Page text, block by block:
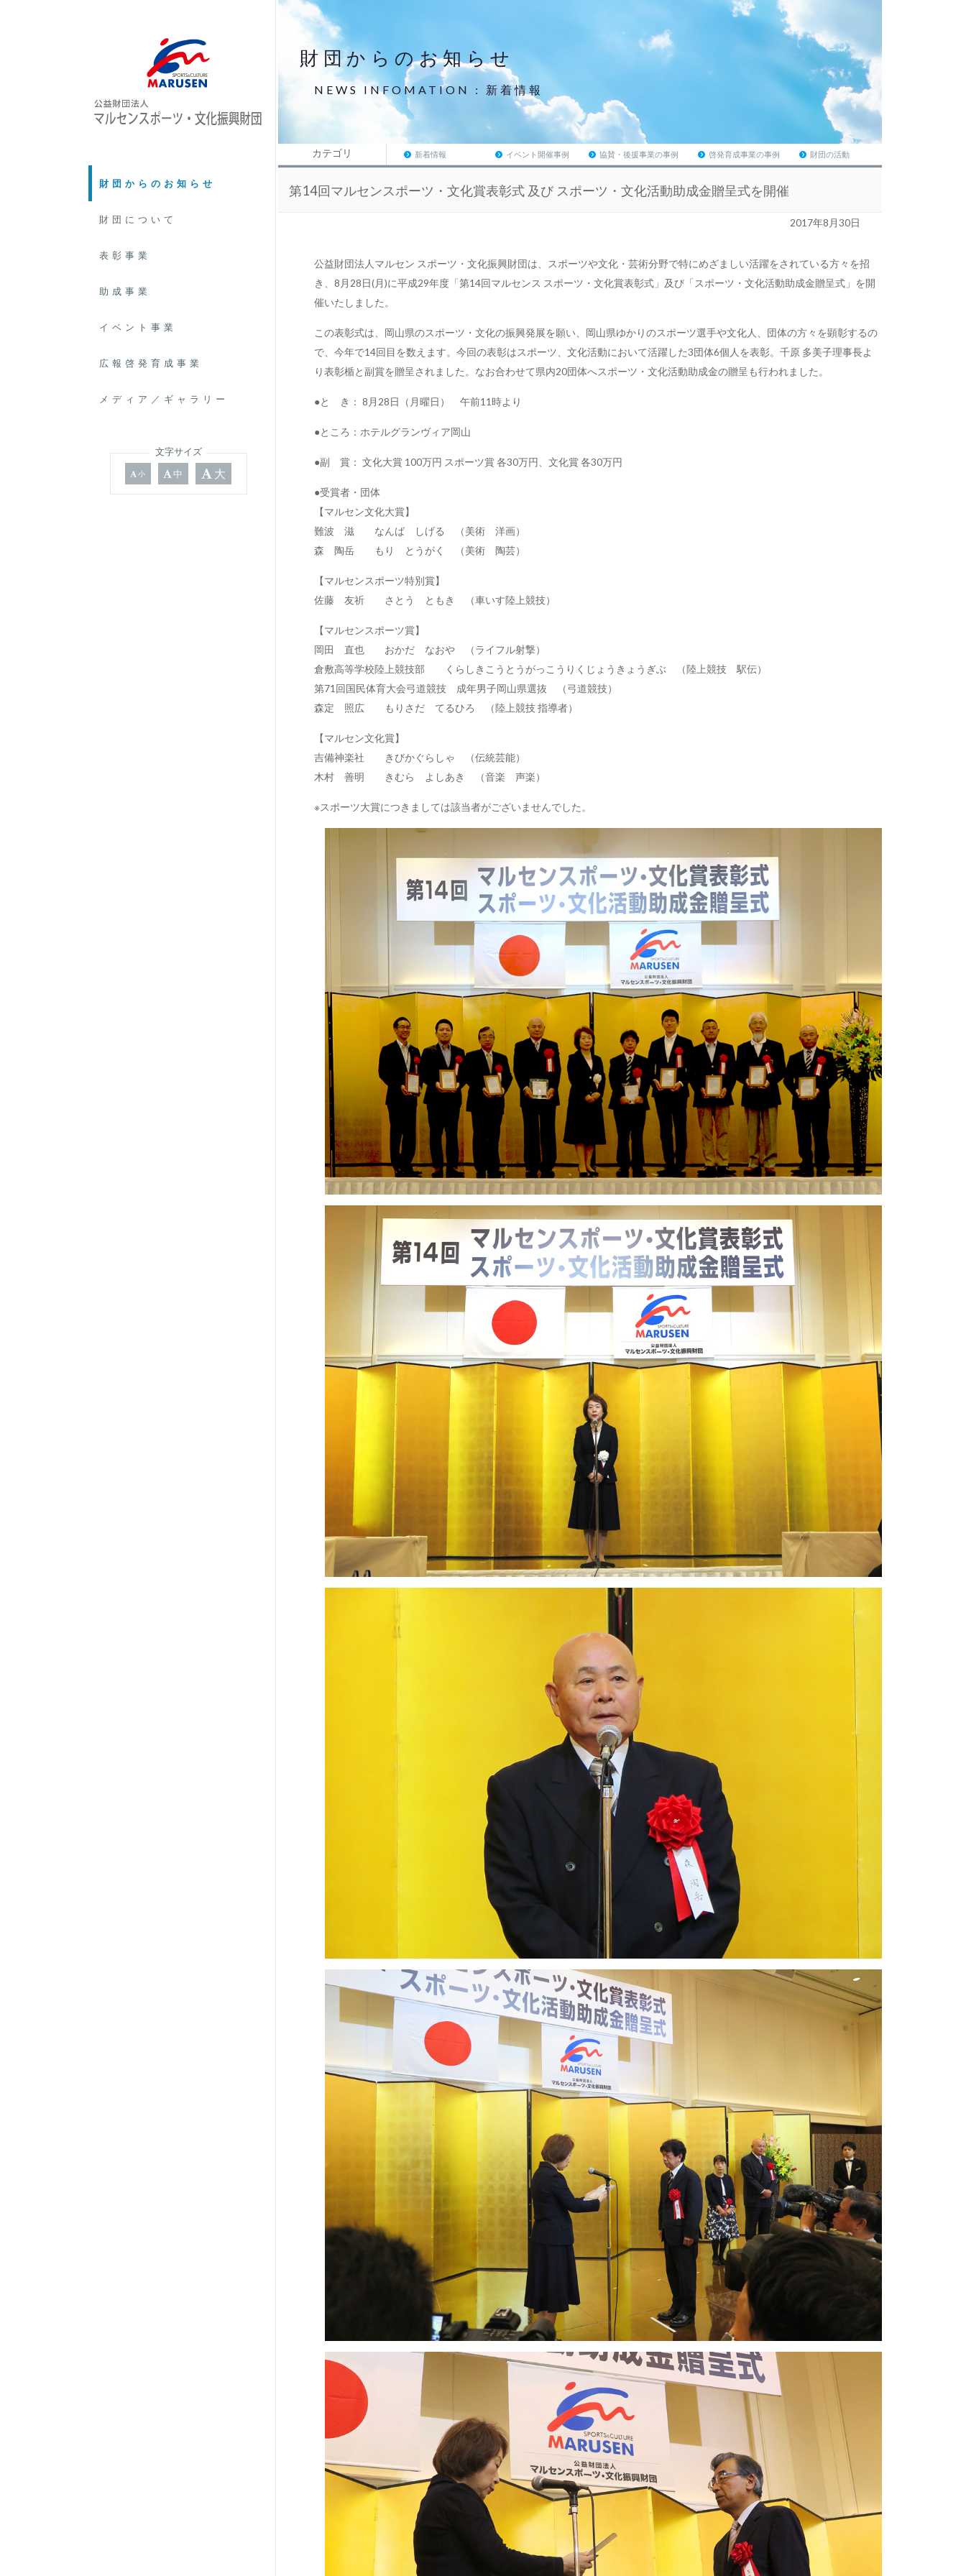
財団からのお知らせ
財団について
表彰事業
助成事業
イベント事業
広報啓発育成事業
メディア／ギャラリー
文字サイズ
小 中 大
財団からのお知らせ
NEWS INFOMATION : 新着情報
カテゴリ 新着情報 イベント開催事例 協賛・後援事業の事例 啓発育成事業の事例 財団の活動
第14回マルセンスポーツ・文化賞表彰式 及び スポーツ・文化活動助成金贈呈式を開催
2017年8月30日
公益財団法人マルセン スポーツ・文化振興財団は、スポーツや文化・芸術分野で特にめざましい活躍をされている方々を招
き、8月28日(月)に平成29年度「第14回マルセンス スポーツ・文化賞表彰式」及び「スポーツ・文化活動助成金贈呈式」を開
催いたしました。
この表彰式は、岡山県のスポーツ・文化の振興発展を願い、岡山県ゆかりのスポーツ選手や文化人、団体の方々を顕彰するの
で、今年で14回目を数えます。今回の表彰はスポーツ、文化活動において活躍した3団体6個人を表彰。千原 多美子理事長よ
り表彰楯と副賞を贈呈されました。なお合わせて県内20団体へスポーツ・文化活動助成金の贈呈も行われました。
●と き： 8月28日（月曜日） 午前11時より
●ところ：ホテルグランヴィア岡山
●副 賞： 文化大賞 100万円 スポーツ賞 各30万円、文化賞 各30万円
●受賞者・団体
【マルセン文化大賞】
難波 滋 なんば しげる （美術 洋画）
森 陶岳 もり とうがく （美術 陶芸）
【マルセンスポーツ特別賞】
佐藤 友祈 さとう ともき （車いす陸上競技）
【マルセンスポーツ賞】
岡田 直也 おかだ なおや （ライフル射撃）
倉敷高等学校陸上競技部 くらしきこうとうがっこうりくじょうきょうぎぶ （陸上競技 駅伝）
第71回国民体育大会弓道競技 成年男子岡山県選抜 （弓道競技）
森定 照広 もりさだ てるひろ （陸上競技 指導者）
【マルセン文化賞】
吉備神楽社 きびかぐらしゃ （伝統芸能）
木村 善明 きむら よしあき （音楽 声楽）
※スポーツ大賞につきましては該当者がございませんでした。